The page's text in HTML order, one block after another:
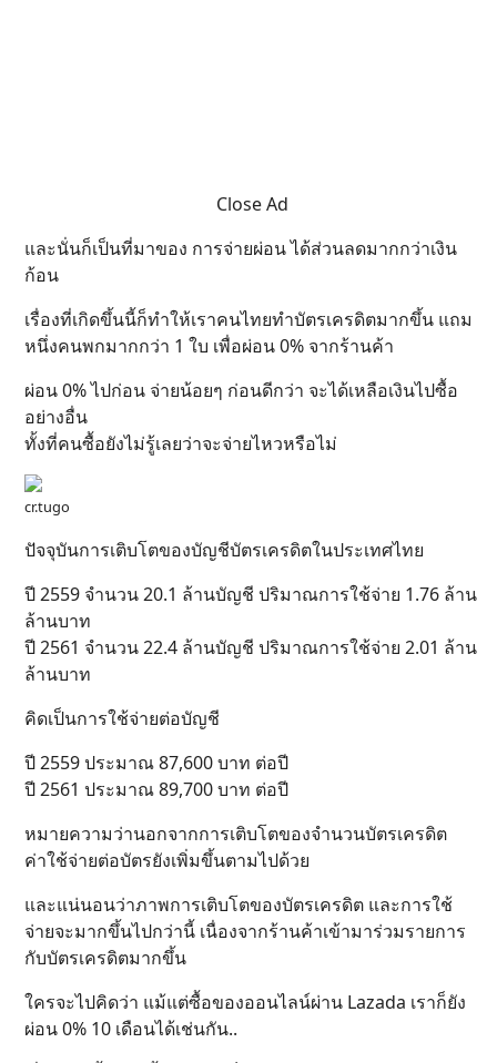
Close Ad
และนั่นก็เป็นที่มาของ การจ่ายผ่อน ได้ส่วนลดมากกว่าเงิน
ก้อน
เรื่องที่เกิดขึ้นนี้ก็ทำให้เราคนไทยทำบัตรเครดิตมากขึ้น แถม
หนึ่งคนพกมากกว่า 1 ใบ เพื่อผ่อน 0% จากร้านค้า
ผ่อน 0% ไปก่อน จ่ายน้อยๆ ก่อนดีกว่า จะได้เหลือเงินไปซื้อ
อย่างอื่น
ทั้งที่คนซื้อยังไม่รู้เลยว่าจะจ่ายไหวหรือไม่
cr.tugo
ปัจจุบันการเติบโตของบัญชีบัตรเครดิตในประเทศไทย
ปี 2559 จำนวน 20.1 ล้านบัญชี ปริมาณการใช้จ่าย 1.76 ล้าน
ล้านบาท
ปี 2561 จำนวน 22.4 ล้านบัญชี ปริมาณการใช้จ่าย 2.01 ล้าน
ล้านบาท
คิดเป็นการใช้จ่ายต่อบัญชี
ปี 2559 ประมาณ 87,600 บาท ต่อปี
ปี 2561 ประมาณ 89,700 บาท ต่อปี
หมายความว่านอกจากการเติบโตของจำนวนบัตรเครดิต
ค่าใช้จ่ายต่อบัตรยังเพิ่มขึ้นตามไปด้วย
และแน่นอนว่าภาพการเติบโตของบัตรเครดิต และการใช้
จ่ายจะมากขึ้นไปกว่านี้ เนื่องจากร้านค้าเข้ามาร่วมรายการ
กับบัตรเครดิตมากขึ้น
ใครจะไปคิดว่า แม้แต่ซื้อของออนไลน์ผ่าน Lazada เราก็ยัง
ผ่อน 0% 10 เดือนได้เช่นกัน..